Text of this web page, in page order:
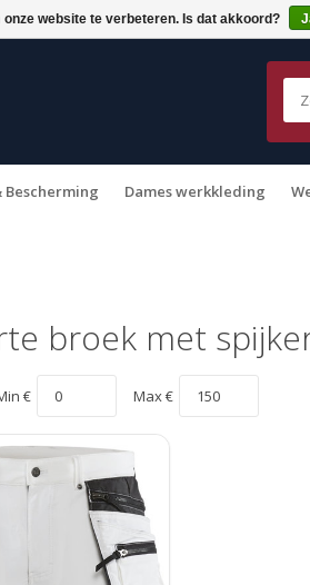
Dames werkkleding
broek met
€ Max €
website te verbeteren. Is dat akkoord?